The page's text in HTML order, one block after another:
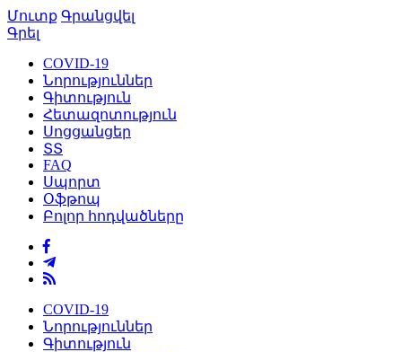
Մուտք Գրանցվել
Գրել
COVID-19
Նորություններ
Գիտություն
Հետազոտություն
Սոցցանցեր
ՏՏ
FAQ
Սպորտ
Օֆթոպ
Բոլոր հոդվածները
COVID-19
Նորություններ
Գիտություն